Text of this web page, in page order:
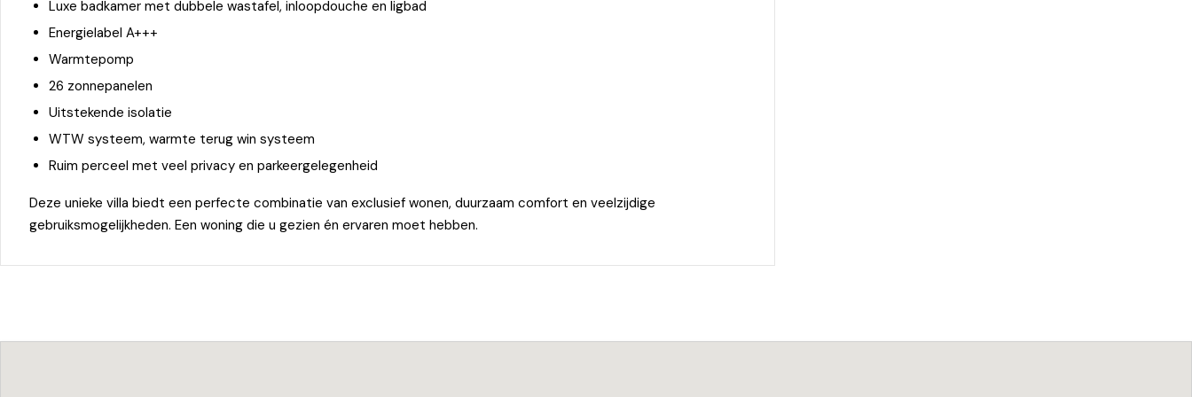
Luxe badkamer met dubbele wastafel, inloopdouche en ligbad
Energielabel A+++
Warmtepomp
26 zonnepanelen
Uitstekende isolatie
WTW systeem, warmte terug win systeem
Ruim perceel met veel privacy en parkeergelegenheid
Deze unieke villa biedt een perfecte combinatie van exclusief wonen, duurzaam comfort en veelzijdige
gebruiksmogelijkheden. Een woning die u gezien én ervaren moet hebben.